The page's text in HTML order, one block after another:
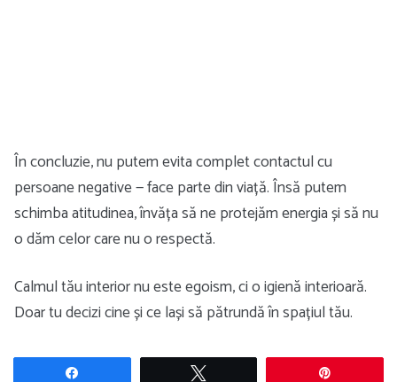
În concluzie, nu putem evita complet contactul cu
persoane negative — face parte din viață. Însă putem
schimba atitudinea, învăța să ne protejăm energia și să nu
o dăm celor care nu o respectă.
Calmul tău interior nu este egoism, ci o igienă interioară.
Doar tu decizi cine și ce lași să pătrundă în spațiul tău.